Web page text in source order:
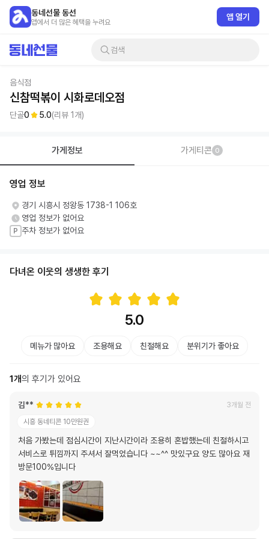
동네선물 동선
앱에서 더 많은 혜택을 누려요
앱 열기
검색
음식점
신참떡볶이 시화로데오점
단골0 5.0(리뷰 1 개)
가게정보 가게티콘 0
영업 정보
경기 시흥시 정왕동 1738-1 106호
영업 정보가 없어요
P 주차 정보가 없어요
다녀온 이웃의 생생한 후기
5.0
메뉴가 많아요 조용해요 친절해요 분위기가 좋아요
1개의 후기가 있어요
김**
3개월 전
시흥 동네티콘 10만원권
처음 가봤는데 점심시간이 지난시간이라 조용히 혼밥했는데 친절하시고
서비스로 튀낌까지 주셔서 잘먹었습니다 ~~^^ 맛있구요 양도 많아요 재
방문100%입니다